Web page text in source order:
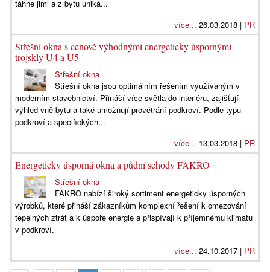
táhne jimi a z bytu uniká...
více... 26.03.2018 | PR
Střešní okna s cenově výhodnými energeticky úspornými
trojskly U4 a U5
Střešní okna
Střešní okna jsou optimálním řešením využívaným v
moderním stavebnictví. Přináší více světla do interiéru, zajišťují
výhled vně bytu a také umožňují provětrání podkroví. Podle typu
podkroví a specifických...
více... 13.03.2018 | PR
Energeticky úsporná okna a půdní schody FAKRO
Střešní okna
FAKRO nabízí široký sortiment energeticky úsporných
výrobků, které přináší zákazníkům komplexní řešení k omezování
tepelných ztrát a k úspoře energie a přispívají k příjemnému klimatu
v podkroví.
více... 24.10.2017 | PR